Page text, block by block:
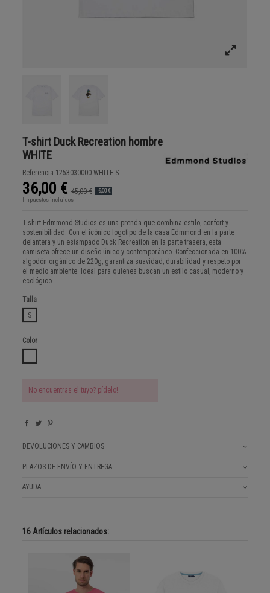
T-shirt Duck Recreation hombre
WHITE
Referencia 1253030000.WHITE.S
36,00 € 45,00 € -9,00 €
Impuestos incluidos
T-shirt Edmmond Studios es una prenda que combina estilo, confort y
sostenibilidad. Con el icónico logotipo de la casa Edmmond en la parte
delantera y un estampado Duck Recreation en la parte trasera, esta
camiseta ofrece un diseño único y contemporáneo. Confeccionada en 100%
algodón orgánico de 220g, garantiza suavidad, durabilidad y respeto por
el medio ambiente. Ideal para quienes buscan un estilo casual, moderno y
ecológico.
Talla
S
Color
No encuentras el tuyo? pídelo!
DEVOLUCIONES Y CAMBIOS
PLAZOS DE ENVÍO Y ENTREGA
AYUDA
16 Artículos relacionados: